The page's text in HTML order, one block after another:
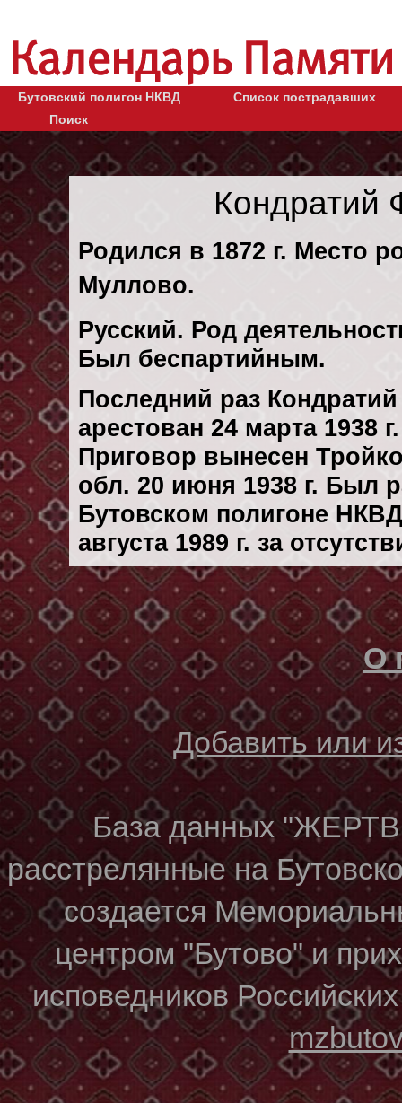
Бутовский полигон НКВД
Список пострадавших
Поиск
Кондратий
Родился в 1872 г. Место
Муллово.
Русский. Род
Был беспартийным.
Последний раз
арестован 24 марта 1938 г.
Приговор вынесен
обл. 20 июня 1938 г. Был
Бутовском полигоне
августа 1989 г. за
О
Добавить или
База данных
расстрелянные на
создается
центром "Бутово" и
исповедников